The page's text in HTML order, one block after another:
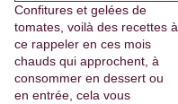
Confitures et gelées de
tomates, voilà des recettes à
ce rappeler en ces mois
chauds qui approchent, à
consommer en dessert ou
en entrée, cela vous